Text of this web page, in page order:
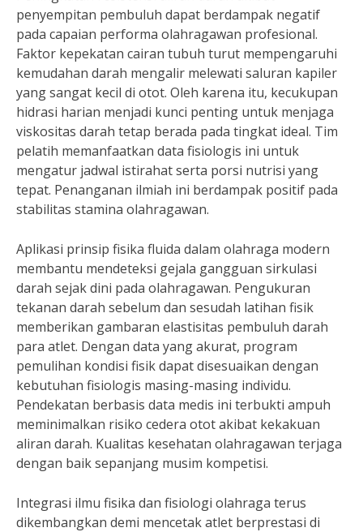
penyempitan pembuluh dapat berdampak negatif
pada capaian performa olahragawan profesional.
Faktor kepekatan cairan tubuh turut mempengaruhi
kemudahan darah mengalir melewati saluran kapiler
yang sangat kecil di otot. Oleh karena itu, kecukupan
hidrasi harian menjadi kunci penting untuk menjaga
viskositas darah tetap berada pada tingkat ideal. Tim
pelatih memanfaatkan data fisiologis ini untuk
mengatur jadwal istirahat serta porsi nutrisi yang
tepat. Penanganan ilmiah ini berdampak positif pada
stabilitas stamina olahragawan.
Aplikasi prinsip fisika fluida dalam olahraga modern
membantu mendeteksi gejala gangguan sirkulasi
darah sejak dini pada olahragawan. Pengukuran
tekanan darah sebelum dan sesudah latihan fisik
memberikan gambaran elastisitas pembuluh darah
para atlet. Dengan data yang akurat, program
pemulihan kondisi fisik dapat disesuaikan dengan
kebutuhan fisiologis masing-masing individu.
Pendekatan berbasis data medis ini terbukti ampuh
meminimalkan risiko cedera otot akibat kekakuan
aliran darah. Kualitas kesehatan olahragawan terjaga
dengan baik sepanjang musim kompetisi.
Integrasi ilmu fisika dan fisiologi olahraga terus
dikembangkan demi mencetak atlet berprestasi di